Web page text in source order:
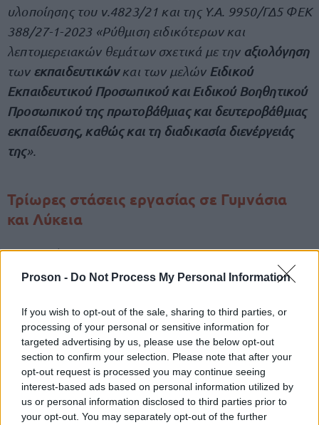
Proson - Do Not Process My Personal Information
If you wish to opt-out of the sale, sharing to third parties, or
processing of your personal or sensitive information for
targeted advertising by us, please use the below opt-out
section to confirm your selection. Please note that after your
opt-out request is processed you may continue seeing
interest-based ads based on personal information utilized by
us or personal information disclosed to third parties prior to
your opt-out. You may separately opt-out of the further
υλοποίησης του ν.4823/21 και της Υ.Α. 9950/ΓΔ5 ΦΕΚ
388/27-1-2023 «Ρύθμιση ειδικότερων και
λεπτομερειακών θεμάτων σχετικά με την αξιολόγηση
των εκπαιδευτικώνκαι των μελών Ειδικού
Εκπαιδευτικού Προσωπικού και Ειδικού Βοηθητικού
Προσωπικού της πρωτοβάθμιας και δευτεροβάθμιας
εκπαίδευσης, καθώς και τη διαδικασία διενέργειάς
της».
Τρίωρες στάσεις εργασίας σε Γυμνάσια
και Λύκεια
Η ανακοίνωση της ΟΛΜΕ:
Προέδρων των ΕΛΜΕ (11-02-23),προκηρύσσει
τρίωρες στάσεις εργασίας για την πρώτη ή τη
δεύτερη βάρδια εργασίαςαπό Τετάρτη 08/01 έως και
Παρασκευή 31/01/2025 στο πλαίσιο της αποτροπής
της υλοποίησης του ν.4823/21 και της ΥΑ 9950/
ΓΔ5/27-01-23 (παρακολούθηση μαθημάτων από